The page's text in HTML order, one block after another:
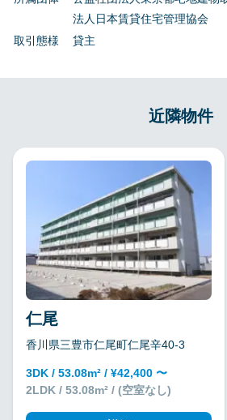
法人日本賃貸住宅管理協会
取引態様
貸主
近隣物件
仁尾
香川県三豊市仁尾町仁尾辛40-3
3DK / 53.08m² / ¥42,400 〜
2LDK / 53.08m² / (空室なし)